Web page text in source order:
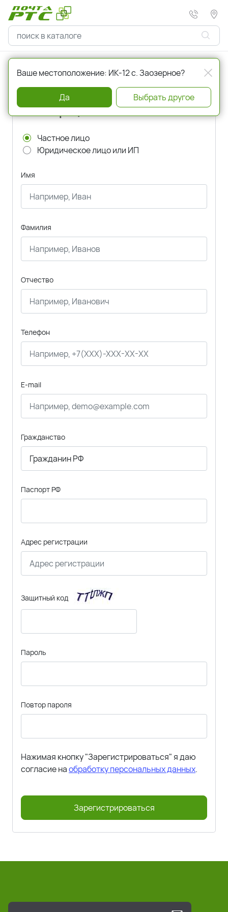
Главная Регистрация
Регистрация
Частное лицо
Юридическое лицо или ИП
Имя
Фамилия
Отчество
Телефон
E-mail
Гражданство
Паспорт РФ
Адрес регистрации
Защитный код
Пароль
Повтор пароля
Нажимая кнопку "Зарегистрироваться" я даю
согласие наобработку персональных данных.
Зарегистрироваться
Ваше местоположение: ИК-12 с. Заозерное?
Да Выбрать другое